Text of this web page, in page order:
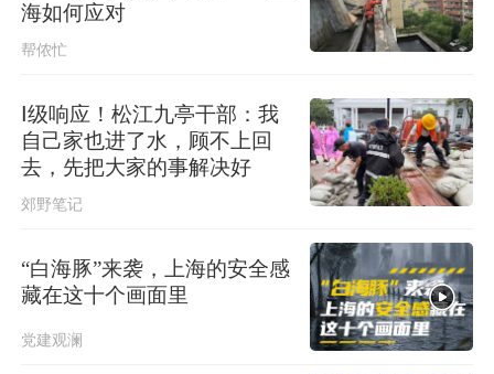
海如何应对
帮侬忙
Ⅰ级响应！松江九亭干部：我
自己家也进了水，顾不上回
去，先把大家的事解决好
郊野笔记
“白海豚”来袭，上海的安全感
藏在这十个画面里
党建观澜